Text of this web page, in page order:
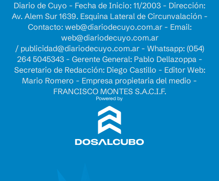
Diario de Cuyo - Fecha de Inicio: 11/2003 - Dirección:
Av. Alem Sur 1639. Esquina Lateral de Circunvalación -
Contacto: web@diariodecuyo.com.ar- Email:
web@diariodecuyo.com.ar
/ publicidad@diariodecuyo.com.ar- Whatsapp: (054)
264 5045343 - Gerente General: Pablo Dellazoppa -
Secretario de Redacción: Diego Castillo - Editor Web:
Mario Romero - Empresa propietaria del medio -
FRANCISCO MONTES S.A.C.I.F.